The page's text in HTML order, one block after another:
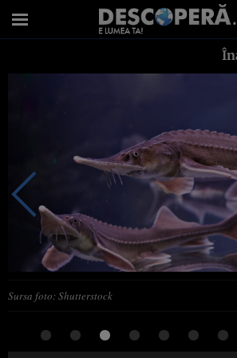
Sursa foto: Shutterstock